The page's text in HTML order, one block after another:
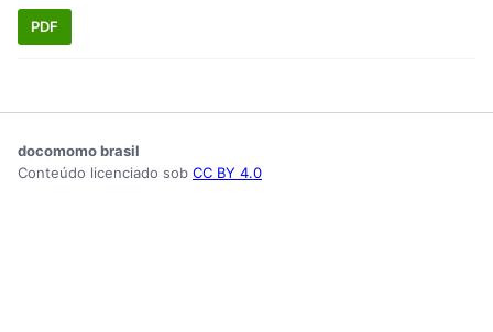
PDF
docomomo brasil
Conteúdo licenciado sob CC BY 4.0